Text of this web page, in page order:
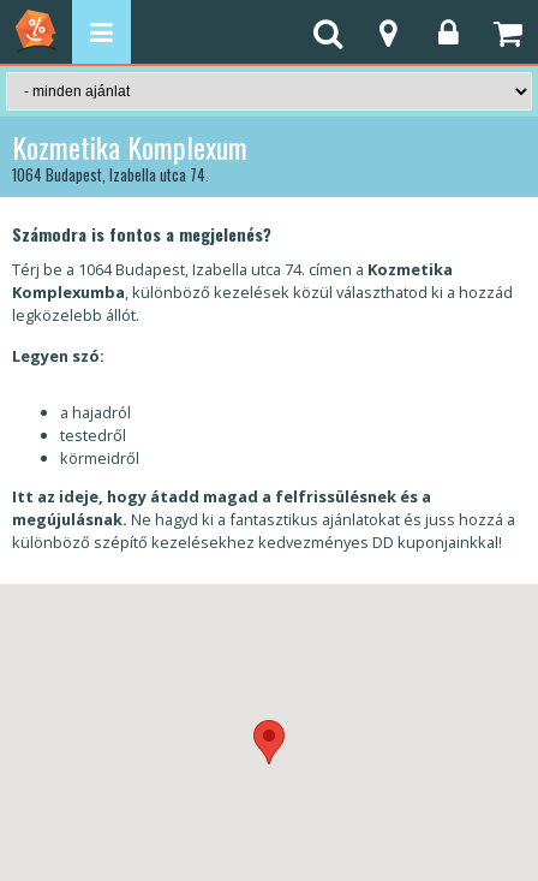
Kozmetika Komplexum
1064 Budapest, Izabella utca 74.
Számodra is fontos a megjelenés?
Térj be a 1064 Budapest, Izabella utca 74. címen a Kozmetika
Komplexumba, különböző kezelések közül választhatod ki a hozzád
legközelebb állót.
Legyen szó:
a hajadról
testedről
körmeidről
Itt az ideje, hogy átadd magad a felfrissülésnek és a
megújulásnak. Ne hagyd ki a fantasztikus ajánlatokat és juss hozzá a
különböző szépítő kezelésekhez kedvezményes DD kuponjainkkal!